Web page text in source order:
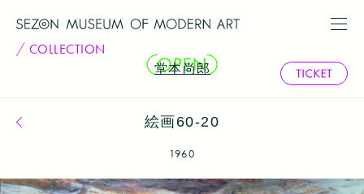
COLLECTION
堂本尚郎
コレクション一覧へ戻る絵画60-20
1960